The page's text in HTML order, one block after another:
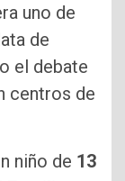
uno de
de
el debate
centros de
niño de 13